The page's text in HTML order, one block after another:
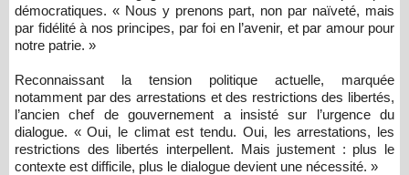
démocratiques. « Nous y prenons part, non par naïveté, mais
par fidélité à nos principes, par foi en l’avenir, et par amour pour
notre patrie. »
Reconnaissant la tension politique actuelle, marquée
notamment par des arrestations et des restrictions des libertés,
l’ancien chef de gouvernement a insisté sur l’urgence du
dialogue. « Oui, le climat est tendu. Oui, les arrestations, les
restrictions des libertés interpellent. Mais justement : plus le
contexte est difficile, plus le dialogue devient une nécessité. »